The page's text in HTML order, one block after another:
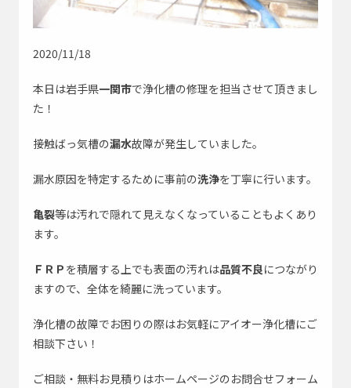
アイオー浄化槽公式SNS
会社Instagram
社長Instagram
2020/11/18
本日は岩手県一関市で浄化槽の修理を担当させて頂きまし
た！
接触ばっ気槽の漏水故障が発生していました。
漏水原因を特定するために事前の洗浄を丁寧に行います。
亀裂等は汚れで隠れて見えなくなっていることもよくあり
ます。
ＦＲＰ を積層する上でも表面の汚れは品質不良につながり
ますので、全体を綺麗に洗っています。
浄化槽の故障でお困りの際はお気軽にアイオー浄化槽にご
相談下さい！
ご相談・無料お見積りはホームページのお問合せフォーム